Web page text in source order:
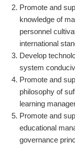
Promote and
knowledge of
personnel
international
Develop
system
Promote and
philosophy of
learning
Promote and
educational
governance